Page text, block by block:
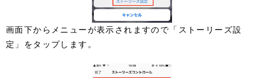
画面下からメニューが表示されますので「ストーリーズ設
定」をタップします。